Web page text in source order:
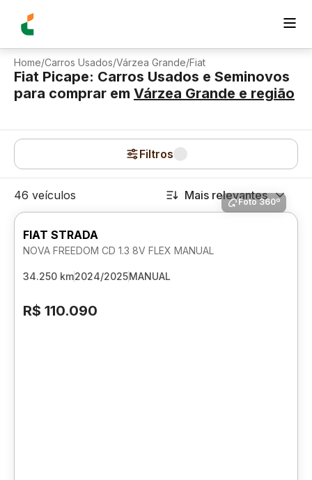
Home/Carros Usados/Várzea Grande/Fiat
Fiat Picape: Carros Usados e Seminovos
para comprar em Várzea Grande e região
Filtros
46 veículos Mais relevantes
Foto 360º
FIAT STRADA
NOVA FREEDOM CD 1.3 8V FLEX MANUAL
34.250 km2024/2025MANUAL
R$ 110.090